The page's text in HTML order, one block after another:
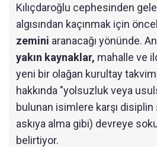
Kılıçdaroğlu cephesinden
algısından kaçınmak için
zemini aranacağı yönünde.
yakın kaynaklar, mahalle ve
yeni bir olağan kurultay
hakkında "yolsuzluk veya
bulunan isimlere karşı
askıya alma gibi) devreye
belirtiyor.